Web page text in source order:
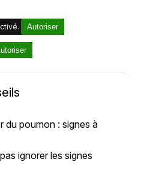
Autoriser
du poumon : signes à
ignorer les signes